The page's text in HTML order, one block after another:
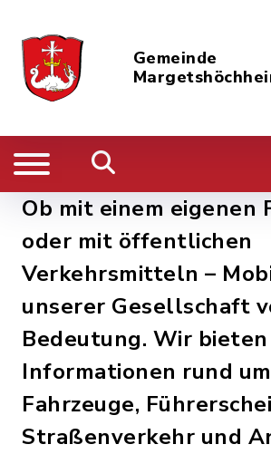
Gemeinde
Ob mit einem eigenen
oder mit öffentlichen
Verkehrsmitteln –
unserer Gesellschaft
Bedeutung. Wir
Informationen rund um
Fahrzeuge,
Straßenverkehr und